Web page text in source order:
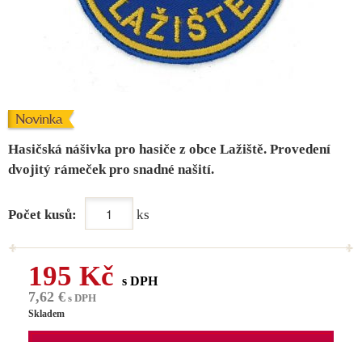
Novinka
Hasičská nášivka pro hasiče z obce Lažiště. Provedení
dvojitý rámeček pro snadné našití.
Počet kusů: ks
195 Kč s DPH
7,62 € s DPH
Skladem